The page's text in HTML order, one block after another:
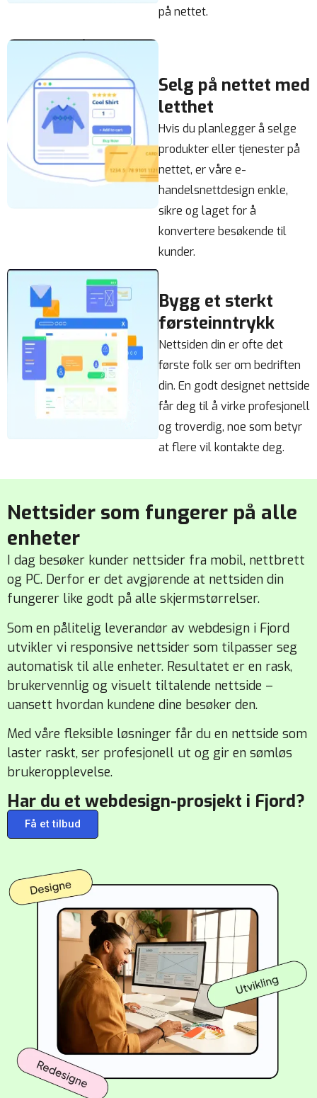
på nettet.
Selg på nettet med
letthet
Hvis du planlegger å selge
produkter eller tjenester på
nettet, er våre e-
handelsnettdesign enkle,
sikre og laget for å
konvertere besøkende til
kunder.
Bygg et sterkt
førsteinntrykk
Nettsiden din er ofte det
første folk ser om bedriften
din. En godt designet nettside
får deg til å virke profesjonell
og troverdig, noe som betyr
at flere vil kontakte deg.
Nettsider som fungerer på alle
enheter
I dag besøker kunder nettsider fra mobil, nettbrett
og PC. Derfor er det avgjørende at nettsiden din
fungerer like godt på alle skjermstørrelser.
Som en pålitelig leverandør av webdesign i Fjord
utvikler vi responsive nettsider som tilpasser seg
automatisk til alle enheter. Resultatet er en rask,
brukervennlig og visuelt tiltalende nettside –
uansett hvordan kundene dine besøker den.
Med våre fleksible løsninger får du en nettside som
laster raskt, ser profesjonell ut og gir en sømløs
brukeropplevelse.
Har du et webdesign-prosjekt i Fjord?
Få et tilbud